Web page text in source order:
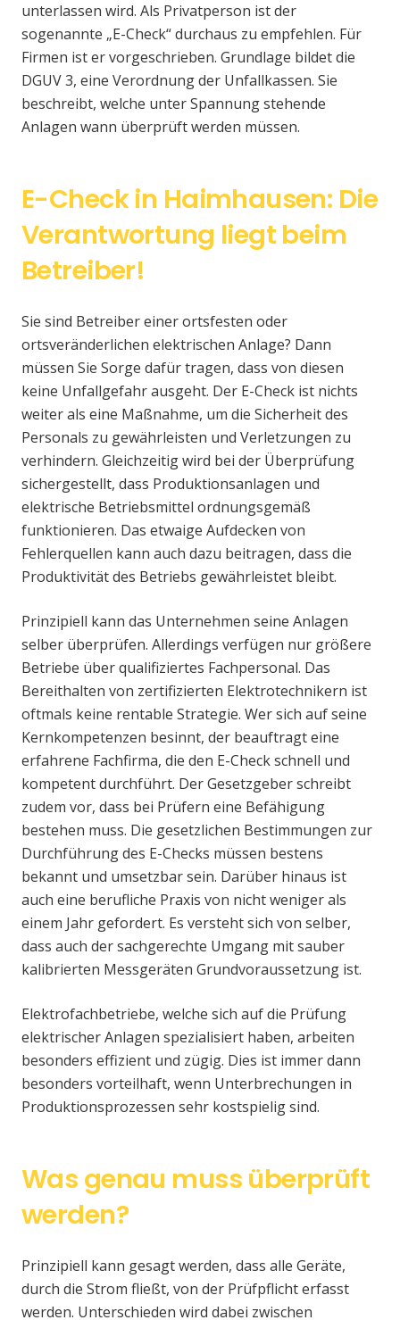
unterlassen wird. Als Privatperson ist der
sogenannte „E-Check“ durchaus zu empfehlen. Für
Firmen ist er vorgeschrieben. Grundlage bildet die
DGUV 3, eine Verordnung der Unfallkassen. Sie
beschreibt, welche unter Spannung stehende
Anlagen wann überprüft werden müssen.
E-Check in Haimhausen: Die
Verantwortung liegt beim
Betreiber!
Sie sind Betreiber einer ortsfesten oder
ortsveränderlichen elektrischen Anlage? Dann
müssen Sie Sorge dafür tragen, dass von diesen
keine Unfallgefahr ausgeht. Der E-Check ist nichts
weiter als eine Maßnahme, um die Sicherheit des
Personals zu gewährleisten und Verletzungen zu
verhindern. Gleichzeitig wird bei der Überprüfung
sichergestellt, dass Produktionsanlagen und
elektrische Betriebsmittel ordnungsgemäß
funktionieren. Das etwaige Aufdecken von
Fehlerquellen kann auch dazu beitragen, dass die
Produktivität des Betriebs gewährleistet bleibt.
Prinzipiell kann das Unternehmen seine Anlagen
selber überprüfen. Allerdings verfügen nur größere
Betriebe über qualifiziertes Fachpersonal. Das
Bereithalten von zertifizierten Elektrotechnikern ist
oftmals keine rentable Strategie. Wer sich auf seine
Kernkompetenzen besinnt, der beauftragt eine
erfahrene Fachfirma, die den E-Check schnell und
kompetent durchführt. Der Gesetzgeber schreibt
zudem vor, dass bei Prüfern eine Befähigung
bestehen muss. Die gesetzlichen Bestimmungen zur
Durchführung des E-Checks müssen bestens
bekannt und umsetzbar sein. Darüber hinaus ist
auch eine berufliche Praxis von nicht weniger als
einem Jahr gefordert. Es versteht sich von selber,
dass auch der sachgerechte Umgang mit sauber
kalibrierten Messgeräten Grundvoraussetzung ist.
Elektrofachbetriebe, welche sich auf die Prüfung
elektrischer Anlagen spezialisiert haben, arbeiten
besonders effizient und zügig. Dies ist immer dann
besonders vorteilhaft, wenn Unterbrechungen in
Produktionsprozessen sehr kostspielig sind.
Was genau muss überprüft
werden?
Prinzipiell kann gesagt werden, dass alle Geräte,
durch die Strom fließt, von der Prüfpflicht erfasst
werden. Unterschieden wird dabei zwischen